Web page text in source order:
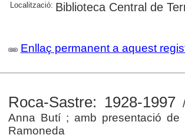
Localització: Biblioteca Central de
Enllaç permanent a aquest
Roca-Sastre: 1928-1997
Anna Butí ; amb presentació
Ramoneda